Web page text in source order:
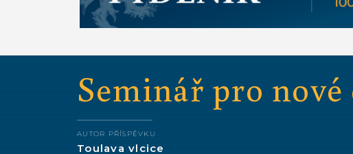
Seminář pro
AUTOR PŘÍSPĚVKU
Toulava vlcice